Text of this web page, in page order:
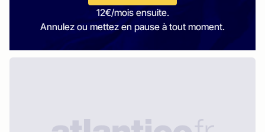
12€/mois ensuite.
Annulez ou mettez en pause à tout moment.